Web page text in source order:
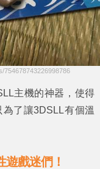
754678743226998786
主機的神器，使得
了讓3DSLL有個溫
戲迷們！